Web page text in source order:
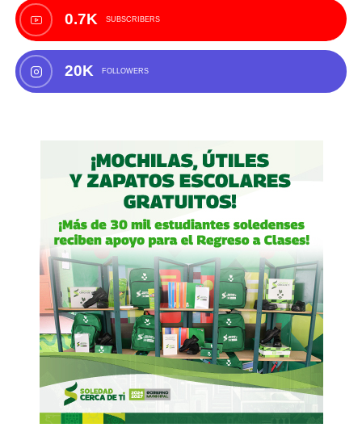
0.7K SUBSCRIBERS
20K FOLLOWERS